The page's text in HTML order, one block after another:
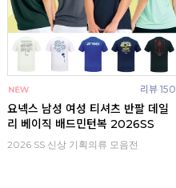
리뷰 150
요넥스 남성 여성 티셔츠 반팔 데일
리 베이직 배드민턴복 2026SS
2026 SS 신상 기획의류 모음전